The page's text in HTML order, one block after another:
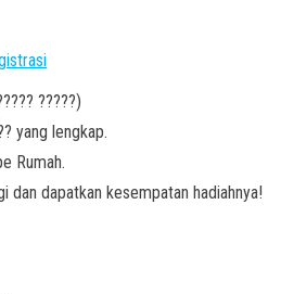
?????)
yang lengkap.
Rumah.
dan dapatkan kesempatan hadiahnya!